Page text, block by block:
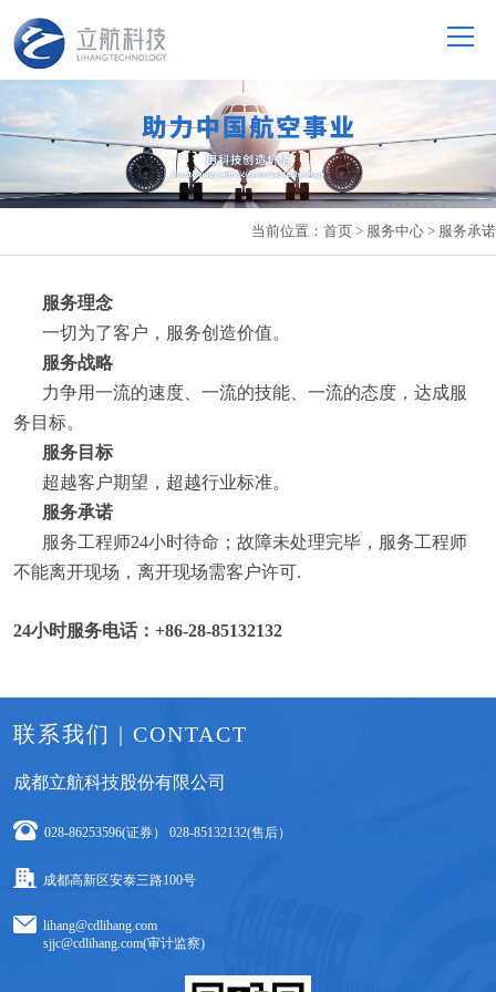
当前位置： 首页 > 服务中心 > 服务承诺
服务理念
一切为了客户，服务创造价值。
服务战略
力争用一流的速度、一流的技能、一流的态度，达成服
务目标。
服务目标
超越客户期望，超越行业标准。
服务承诺
服务工程师24小时待命；故障未处理完毕，服务工程师
不能离开现场，离开现场需客户许可.
24小时服务电话：+86-28-85132132
联系我们 | CONTACT
成都立航科技股份有限公司
028-86253596(证券） 028-85132132(售后）
成都高新区安泰三路100号
lihang@cdlihang.com
sjjc@cdlihang.com(审计监察)